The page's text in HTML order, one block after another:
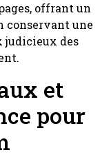
offrant un
conservant une
judicieux des
et
pour